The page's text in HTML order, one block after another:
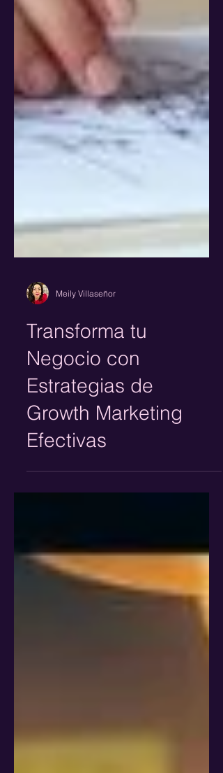
Meily Villaseñor
Transforma tu
Negocio con
Estrategias de
Growth Marketing
Efectivas